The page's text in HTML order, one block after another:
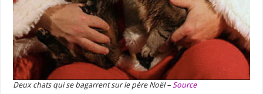
Deux chats qui se bagarrent sur le père Noël – Source